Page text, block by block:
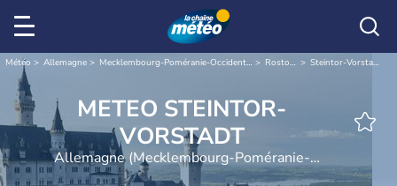
Météo Allemagne Mecklembourg-Poméranie-Occidentale Rostock Steintor-Vorstadt
METEO STEINTOR-
VORSTADT
Allemagne (Mecklembourg-Poméranie-
Occidentale)